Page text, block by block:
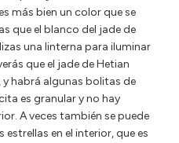
más bien un color que se
que el blanco del jade de
una linterna para iluminar
que el jade de Hetian
habrá algunas bolitas de
es granular y no hay
A veces también se puede
en el interior, que es